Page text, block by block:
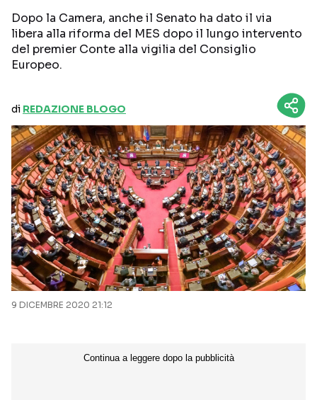
Dopo la Camera, anche il Senato ha dato il via
libera alla riforma del MES dopo il lungo intervento
del premier Conte alla vigilia del Consiglio
Europeo.
di REDAZIONE BLOGO
9 DICEMBRE 2020 21:12